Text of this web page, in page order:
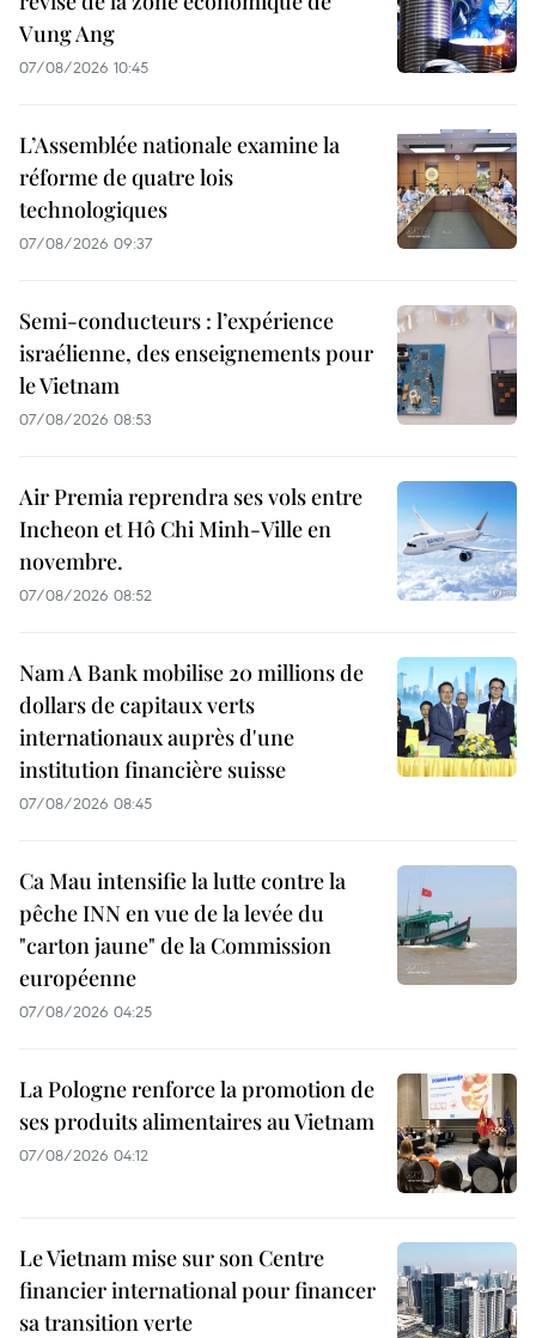
Vung Ang
07/08/2026 10:45
L’Assemblée nationale examine la
réforme de quatre lois
technologiques
07/08/2026 09:37
Semi-conducteurs : l’expérience
israélienne, des enseignements pour
le Vietnam
07/08/2026 08:53
Air Premia reprendra ses vols entre
Incheon et Hô Chi Minh-Ville en
novembre.
07/08/2026 08:52
Nam A Bank mobilise 20 millions de
dollars de capitaux verts
internationaux auprès d'une
institution financière suisse
07/08/2026 08:45
Ca Mau intensifie la lutte contre la
pêche INN en vue de la levée du
"carton jaune" de la Commission
européenne
07/08/2026 04:25
La Pologne renforce la promotion de
ses produits alimentaires au Vietnam
07/08/2026 04:12
Le Vietnam mise sur son Centre
financier international pour financer
sa transition verte